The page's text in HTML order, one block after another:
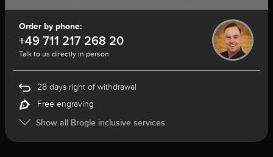
Order by phone:
+49 711 217 268 20
Talk to us directly in person
28 days right of withdrawal
Free engraving
Show all Brogle inclusive services